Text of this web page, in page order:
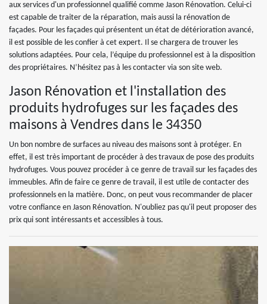
aux services d'un professionnel qualifié comme Jason Rénovation. Celui-ci
est capable de traiter de la réparation, mais aussi la rénovation de
façades. Pour les façades qui présentent un état de détérioration avancé,
il est possible de les confier à cet expert. Il se chargera de trouver les
solutions adaptées. Pour cela, l’équipe du professionnel est à la disposition
des propriétaires. N’hésitez pas à les contacter via son site web.
Jason Rénovation et l'installation des
produits hydrofuges sur les façades des
maisons à Vendres dans le 34350
Un bon nombre de surfaces au niveau des maisons sont à protéger. En
effet, il est très important de procéder à des travaux de pose des produits
hydrofuges. Vous pouvez procéder à ce genre de travail sur les façades des
immeubles. Afin de faire ce genre de travail, il est utile de contacter des
professionnels en la matière. Donc, on peut vous recommander de placer
votre confiance en Jason Rénovation. N'oubliez pas qu'il peut proposer des
prix qui sont intéressants et accessibles à tous.